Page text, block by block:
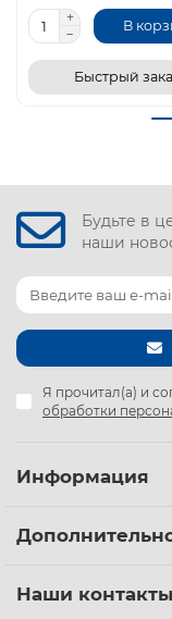
В
Быстрый
Будьте в
наши
Я прочитал(а) и
обработки
Информация
Наши контакты